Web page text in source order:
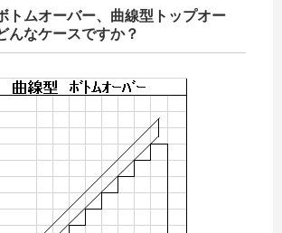
トムオーバー、曲線型トップオー
んなケースですか？